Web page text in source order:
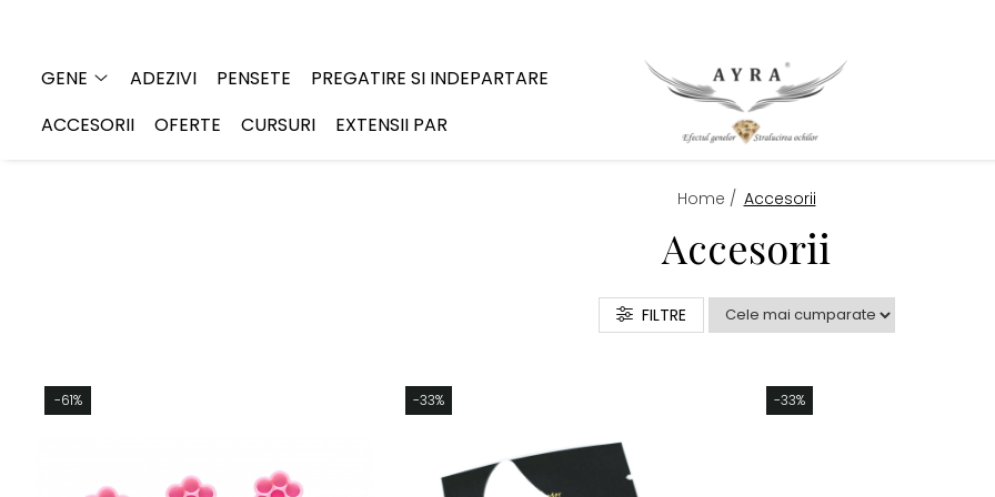
Gene
Individuale - 20 linii
GENE ADEZIVI PENSETE
PREGATIRE SI INDEPARTARE
ACCESORII
OFERTE CURSURI EXTENSII PAR
Home / Accesorii
Accesorii
FILTRE
-61% -33% -33%